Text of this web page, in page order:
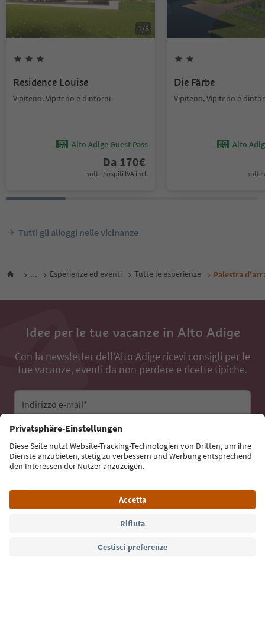
1/8
Residence Louise
Vipiteno, Vipiteno e dintorni
Alto Adige Guest Pass
Da 170€
notte / ospiti IVA incl.
Die Färbe
Vipiteno, Vipiteno e
Alto
notte
Tutti gli alloggi nelle vicinanze
... Esperienze ed eventi Tutte le esperienze Palestra
Idee per le tue vacanze in Alto Adige
Con la newsletter dell’Alto Adige ricevi consigli per le
tue vacanze, eventi da non perdere e ricette tipiche.
Indirizzo e-mail*
Iscriviti alla newsletter